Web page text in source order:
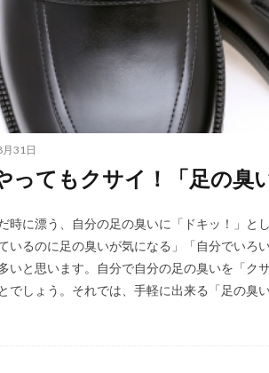
31日
ってもクサイ！「足の臭
時に漂う、自分の足の臭いに「ドキッ！」と
いるのに足の臭いが気になる」「自分でいろ
いと思います。自分で自分の足の臭いを「ク
でしょう。それでは、手軽に出来る「足の臭